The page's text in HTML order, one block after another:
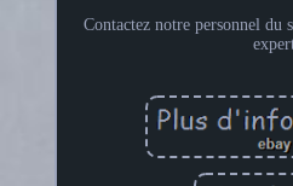
Contactez notre personnel du